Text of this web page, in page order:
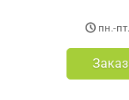
пн.-